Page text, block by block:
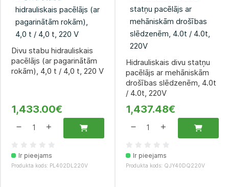
Divu stabu hidrauliskais
pacēlājs (ar pagarinātām
rokām), 4,0 t / 4,0 t, 220 V
1,433.00€
Ir pieejams
Produkta kods: PL402DL220V
Hidrauliskais divu statņu
pacēlājs ar mehāniskām
drošības slēdzenēm, 4.0t
/ 4.0t, 220V
1,437.48€
Ir pieejams
Produkta kods: QJY40DQ220V